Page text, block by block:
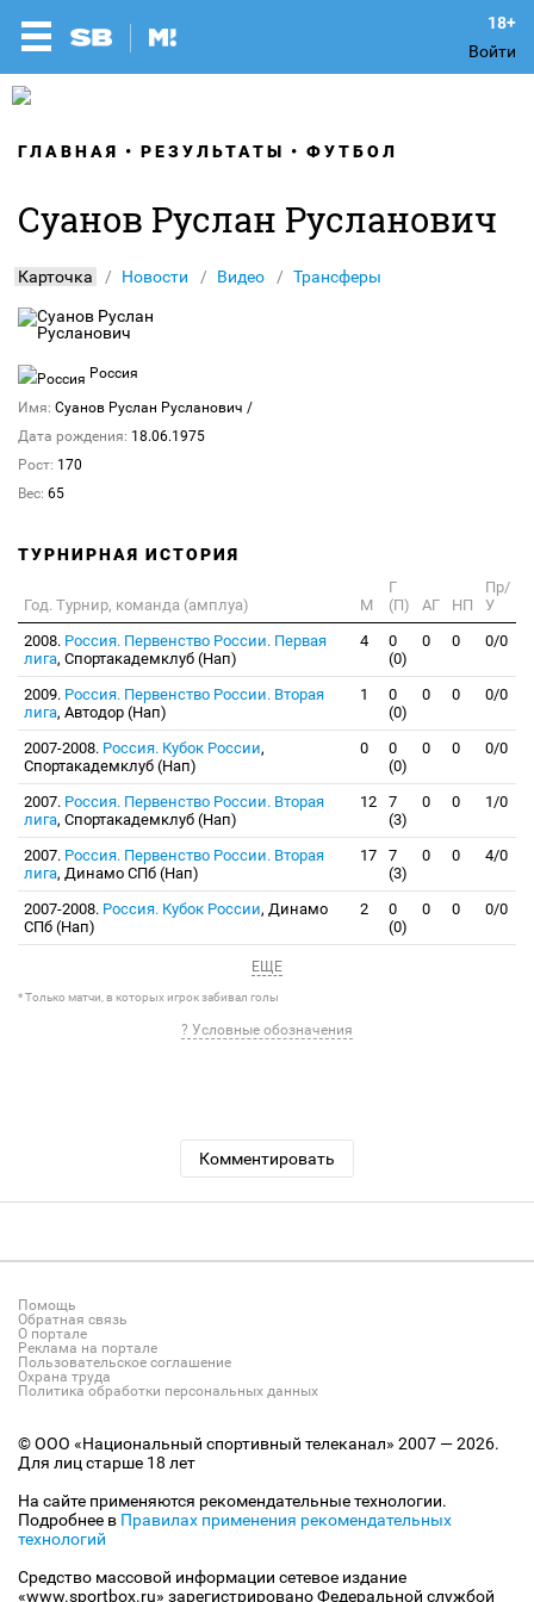
Войти
ГЛАВНАЯ РЕЗУЛЬТАТЫ ФУТБОЛ
Суанов Руслан Русланович
Карточка Новости Видео Трансферы
Россия
Имя: Суанов Руслан Русланович /
Дата рождения: 18.06.1975
Рост: 170
Вес: 65
ТУРНИРНАЯ ИСТОРИЯ
Год. Турнир, команда (амплуа) М
Г
(П)
АГ НП
Пр/
У
2008. Россия. Первенство России. Первая
лига, Спортакадемклуб (Нап)
4
0
(0)
0 0 0/0
2009. Россия. Первенство России. Вторая
лига, Автодор (Нап)
1
0
(0)
0 0 0/0
2007-2008. Россия. Кубок России,
Спортакадемклуб (Нап)
0
0
(0)
0 0 0/0
2007. Россия. Первенство России. Вторая
лига, Спортакадемклуб (Нап)
12
7
(3)
0 0 1/0
2007. Россия. Первенство России. Вторая
лига, Динамо СПб (Нап)
17
7
(3)
0 0 4/0
2007-2008. Россия. Кубок России, Динамо
СПб (Нап)
2
0
(0)
0 0 0/0
ЕЩЕ
* Только матчи, в которых игрок забивал голы
? Условные обозначения
Комментировать
Помощь
Обратная связь
О портале
Реклама на портале
Пользовательское соглашение
Охрана труда
Политика обработки персональных данных
© ООО «Национальный спортивный телеканал» 2007 — 2026.
Для лиц старше 18 лет
На сайте применяются рекомендательные технологии.
Подробнее в Правилах применения рекомендательных
технологий
Средство массовой информации сетевое издание
«www.sportbox.ru» зарегистрировано Федеральной службой